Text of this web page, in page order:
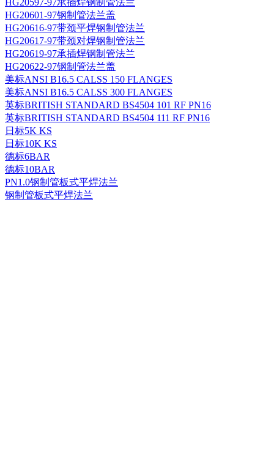
HG20597-97承插焊钢制管法兰
HG20601-97钢制管法兰盖
HG20616-97带颈平焊钢制管法兰
HG20617-97带颈对焊钢制管法兰
HG20619-97承插焊钢制管法兰
HG20622-97钢制管法兰盖
美标ANSI B16.5 CALSS 150 FLANGES
美标ANSI B16.5 CALSS 300 FLANGES
英标BRITISH STANDARD BS4504 101 RF PN16
英标BRITISH STANDARD BS4504 111 RF PN16
日标5K KS
日标10K KS
德标6BAR
德标10BAR
PN1.0钢制管板式平焊法兰
钢制管板式平焊法兰